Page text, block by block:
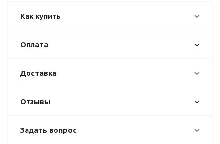
Как купить
Оплата
Доставка
Отзывы
Задать вопрос